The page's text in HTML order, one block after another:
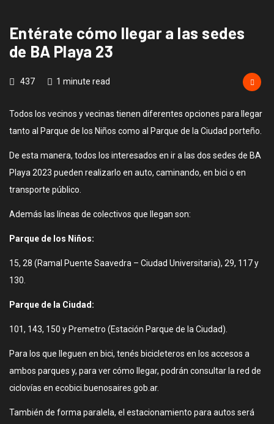
Entérate cómo llegar a las sedes
de BA Playa 23
437 1 minute read
Todos los vecinos y vecinas tienen diferentes opciones para llegar
tanto al Parque de los Niños como al Parque de la Ciudad porteño.
De esta manera, todos los interesados en ir a las dos sedes de BA
Playa 2023 pueden realizarlo en auto, caminando, en bici o en
transporte público.
Además las líneas de colectivos que llegan son:
Parque de los Niños:
15, 28 (Ramal Puente Saavedra – Ciudad Universitaria), 29, 117 y
130.
Parque de la Ciudad:
101, 143, 150 y Premetro (Estación Parque de la Ciudad).
Para los que lleguen en bici, tenés bicicleteros en los accesos a
ambos parques y, para ver cómo llegar, podrán consultar la red de
ciclovías en ecobici.buenosaires.gob.ar.
También de forma paralela, el estacionamiento para autos será